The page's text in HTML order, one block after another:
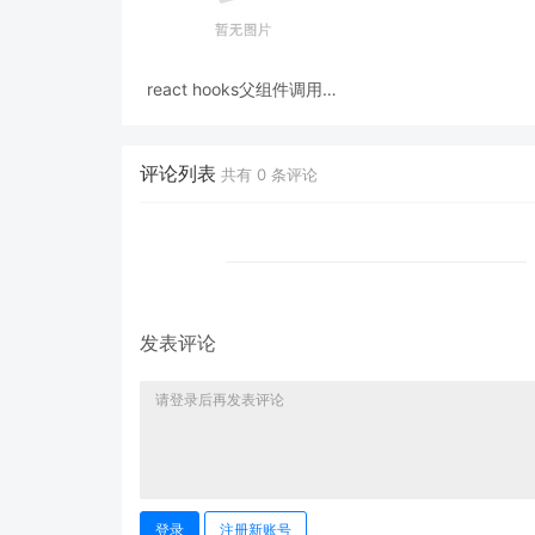
react hooks父组件调用子
评论列表 共有 0 条评论
发表评论
登录 注册新账号